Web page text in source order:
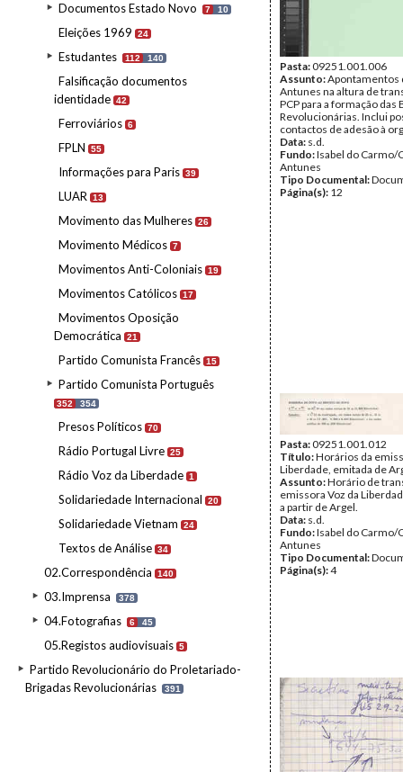
Documentos Estado Novo 7 10
Eleições 1969 24
Estudantes 112 140
Falsificação documentos
identidade 42
Ferroviários 6
FPLN 55
Informações para Paris 39
LUAR 13
Movimento das Mulheres 26
Movimento Médicos 7
Movimentos Anti-Coloniais 19
Movimentos Católicos 17
Movimentos Oposição
Democrática
21
Partido Comunista Francês 15
Partido Comunista Português
352 354
Presos Políticos 70
Rádio Portugal Livre 25
Rádio Voz da Liberdade 1
Solidariedade Internacional 20
Solidariedade Vietnam 24
Textos de Análise 34
02.Correspondência 140
03.Imprensa 378
04.Fotografias 6 45
05.Registos audiovisuais 5
Partido Revolucionário do Proletariado-
Brigadas Revolucionárias
391
Pasta:09251.001.006
Assunto:Apontamentos
Antunes na altura de
PCP para a formação das
Revolucionárias. Inclui
contactos de adesão à
Data: s.d.
Fundo:Isabel do Carmo/
Antunes
Tipo Documental:
Página(s): 12
Pasta:09251.001.012
Título:Horários da
Liberdade, emitada de
Assunto:Horário de
emissora Voz da
a partir de Argel.
Data: s.d.
Fundo:Isabel do Carmo/
Antunes
Tipo Documental:
Página(s):4